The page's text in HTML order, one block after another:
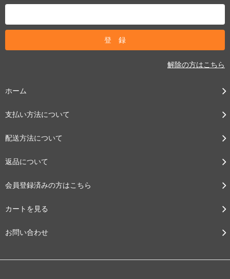
解除の方はこちら
ホーム
支払い方法について
配送方法について
返品について
会員登録済みの方はこちら
カートを見る
お問い合わせ